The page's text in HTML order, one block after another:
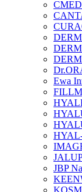
Ewa
JBP